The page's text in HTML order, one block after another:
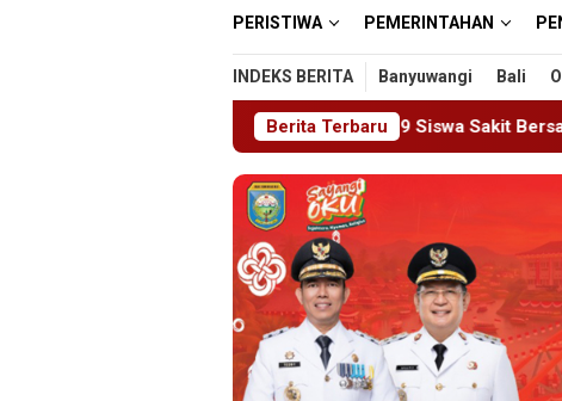
PERISTIWA PEMERINTAHAN
INDEKS BERITA Banyuwangi Bali
Berita Terbaru
19 Siswa Sakit Bersamaan, Wartawan Sempat